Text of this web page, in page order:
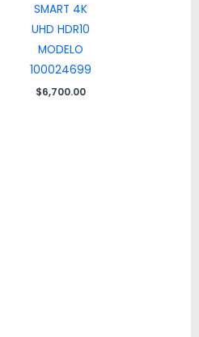
SMART 4K
UHD HDR10
MODELO
100024699
$6,700.00